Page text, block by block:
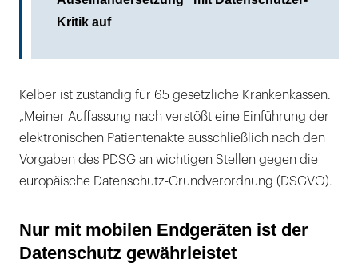
Kritik auf
Kelber ist zuständig für 65 gesetzliche Krankenkassen.
„Meiner Auffassung nach verstößt eine Einführung der
elektronischen Patientenakte ausschließlich nach den
Vorgaben des PDSG an wichtigen Stellen gegen die
europäische Datenschutz-Grundverordnung (DSGVO).
Nur mit mobilen Endgeräten ist der
Datenschutz gewährleistet